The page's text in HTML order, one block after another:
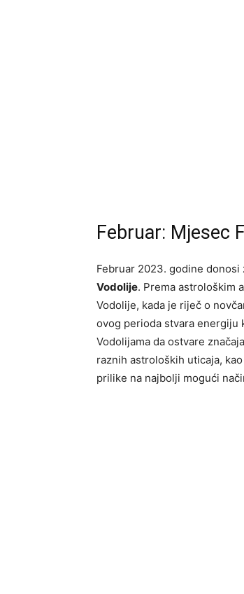
Februar: Mjesec
Februar 2023. godine
Vodolije. Prema astrološkim
Vodolije, kada je riječ o
ovog perioda stvara energiju
Vodolijama da ostvare
raznih astroloških uticaja,
prilike na najbolji mogući